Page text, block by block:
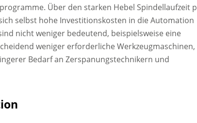
Über den starken Hebel Spindellaufzeit
selbst hohe Investitionskosten in die Automation
nicht weniger bedeutend, beispielsweise eine
weniger erforderliche Werkzeugmaschinen,
Bedarf an Zerspanungstechnikern und